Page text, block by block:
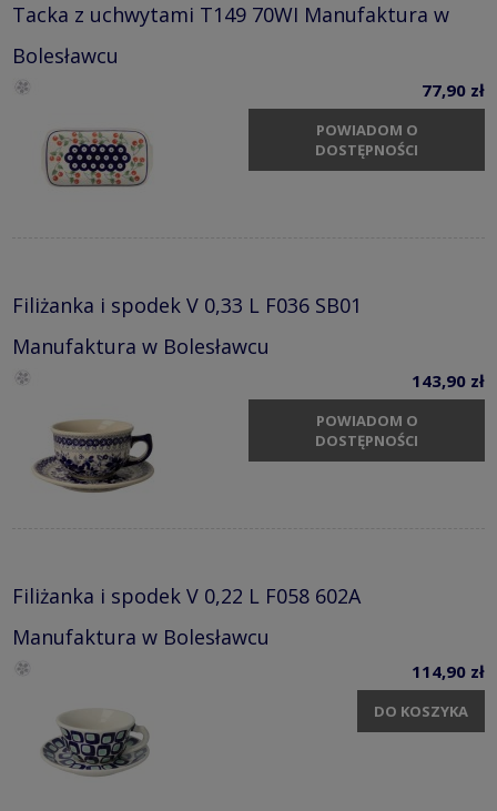
Tacka z uchwytami T149 70WI Manufaktura w
Bolesławcu
77,90 zł
POWIADOM O
DOSTĘPNOŚCI
Filiżanka i spodek V 0,33 L F036 SB01
Manufaktura w Bolesławcu
143,90 zł
POWIADOM O
DOSTĘPNOŚCI
Filiżanka i spodek V 0,22 L F058 602A
Manufaktura w Bolesławcu
114,90 zł
DO KOSZYKA